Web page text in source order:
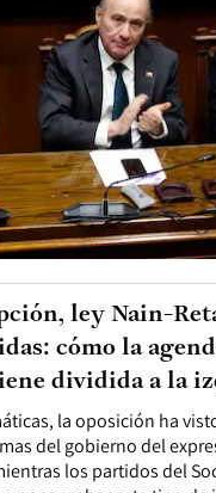
la oposición ha
del gobierno del
los partidos del
ley Nain-
cómo la
dividida a la